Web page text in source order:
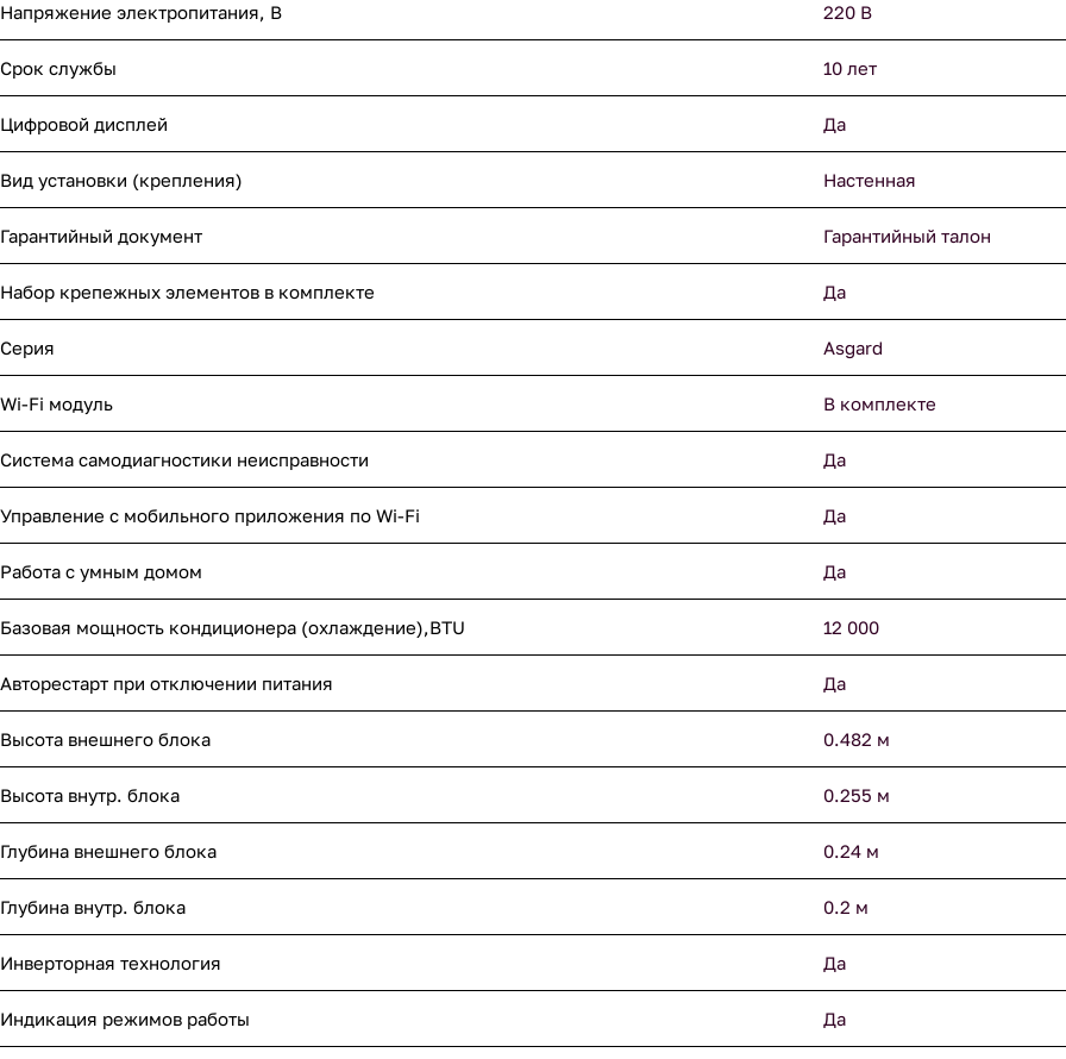
Напряжение электропитания, В 220 В
Срок службы 10 лет
Цифровой дисплей Да
Вид установки (крепления) Настенная
Гарантийный документ Гарантийный талон
Набор крепежных элементов в комплекте Да
Серия Asgard
Wi-Fi модуль В комплекте
Система самодиагностики неисправности Да
Управление c мобильного приложения по Wi-Fi Да
Работа с умным домом Да
Базовая мощность кондиционера (охлаждение),BTU 12 000
Авторестарт при отключении питания Да
Высота внешнего блока 0.482 м
Высота внутр. блока 0.255 м
Глубина внешнего блока 0.24 м
Глубина внутр. блока 0.2 м
Инверторная технология Да
Индикация режимов работы Да